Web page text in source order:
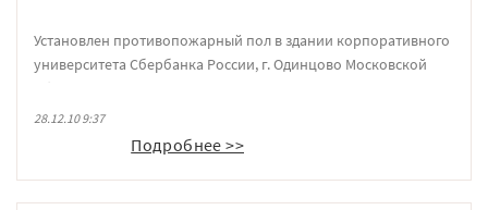
Установлен противопожарный пол в здании корпоративного
университета Сбербанка России, г. Одинцово Московской
28.12.10 9:37
Подробнее >>